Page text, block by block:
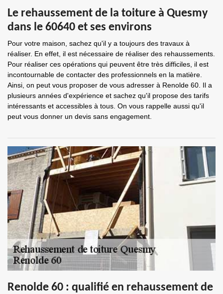
Le rehaussement de la toiture à Quesmy
dans le 60640 et ses environs
Pour votre maison, sachez qu'il y a toujours des travaux à
réaliser. En effet, il est nécessaire de réaliser des rehaussements.
Pour réaliser ces opérations qui peuvent être très difficiles, il est
incontournable de contacter des professionnels en la matière.
Ainsi, on peut vous proposer de vous adresser à Renolde 60. Il a
plusieurs années d'expérience et sachez qu'il propose des tarifs
intéressants et accessibles à tous. On vous rappelle aussi qu'il
peut vous donner un devis sans engagement.
Renolde 60 : qualifié en rehaussement de